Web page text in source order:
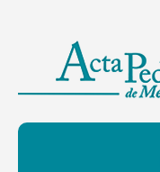
contenido